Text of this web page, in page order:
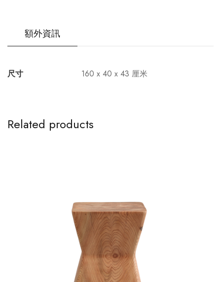
額外資訊
尺寸 160 x 40 x 43 厘米
Related products